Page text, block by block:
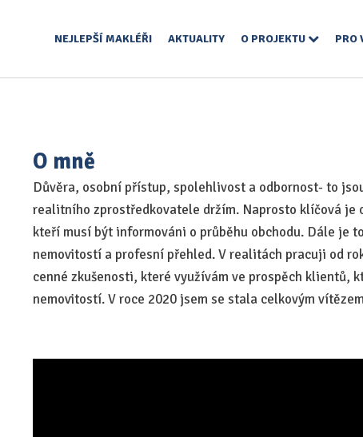
NEJLEPŠÍ MAKLÉŘI AKTUALITY O PROJEKTU PRO
O mně
Důvěra, osobní přístup, spolehlivost a odbornost- to
realitního zprostředkovatele držím. Naprosto klíčová je
kteří musí být informováni o průběhu obchodu. Dále je
nemovitostí a profesní přehled. V realitách pracuji od
cenné zkušenosti, které využívám ve prospěch klientů,
nemovitostí. V roce 2020 jsem se stala celkovým